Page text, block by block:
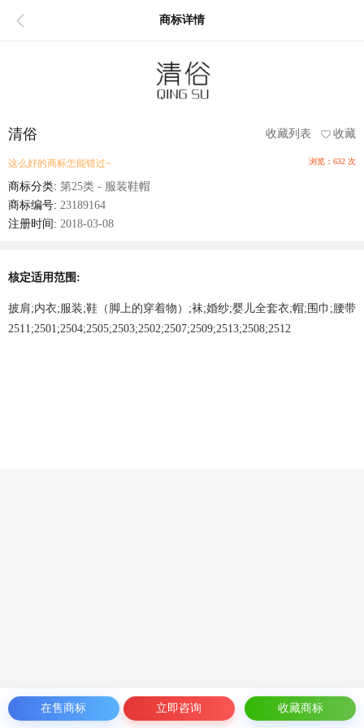
商标详情
收藏
收藏列表
清俗
浏览：632 次
这么好的商标怎能错过~
商标分类: 第25类 - 服装鞋帽
商标编号: 23189164
注册时间: 2018-03-08
核定适用范围:
披肩;内衣;服装;鞋（脚上的穿着物）;袜;婚纱;婴儿全套衣;帽;围巾;腰带
2511;2501;2504;2505;2503;2502;2507;2509;2513;2508;2512
立即咨询
在售商标 收藏商标